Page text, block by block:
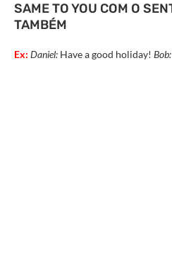
SAME TO YOU COM O
TAMBÉM
Ex: Daniel: Have a good holiday! Bob: